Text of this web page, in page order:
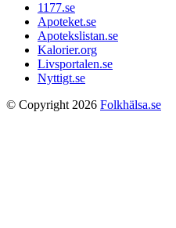
1177.se
Apoteket.se
Apotekslistan.se
Kalorier.org
Livsportalen.se
Nyttigt.se
© Copyright 2026 Folkhälsa.se